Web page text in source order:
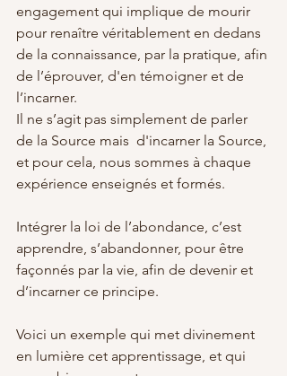
engagement qui implique de mourir
pour renaître véritablement en dedans
de la connaissance, par la pratique, afin
de l’éprouver, d'en témoigner et de
l’incarner.
Il ne s’agit pas simplement de parler
de la Source mais  d'incarner la Source,
et pour cela, nous sommes à chaque
expérience enseignés et formés.
Intégrer la loi de l’abondance, c’est
apprendre, s’abandonner, pour être
façonnés par la vie, afin de devenir et
d’incarner ce principe.
Voici un exemple qui met divinement
en lumière cet apprentissage, et qui